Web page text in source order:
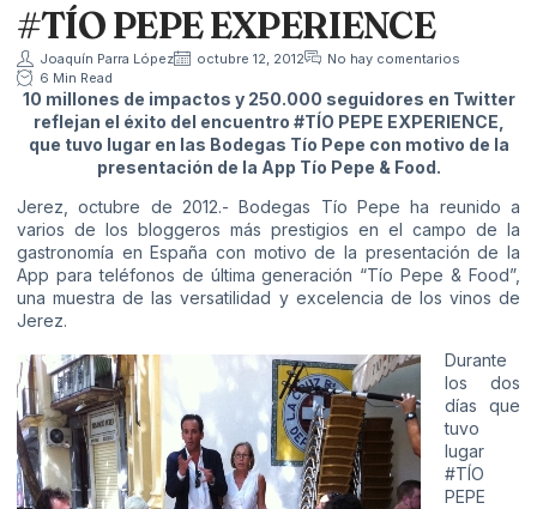
#TÍO PEPE EXPERIENCE
Joaquín Parra López octubre 12, 2012
No hay comentarios
6 Min Read
10 millones de impactos y 250.000 seguidores en Twitter
reflejan el éxito del encuentro #TÍO PEPE EXPERIENCE,
que tuvo lugar en las Bodegas Tío Pepe con motivo de la
presentación de la App Tío Pepe & Food.
Jerez, octubre de 2012.- Bodegas Tío Pepe ha reunido a
varios de los bloggeros más prestigios en el campo de la
gastronomía en España con motivo de la presentación de la
App para teléfonos de última generación “Tío Pepe & Food”,
una muestra de las versatilidad y excelencia de los vinos de
Jerez.
Durante
los dos
días que
tuvo
lugar
#TÍO
PEPE